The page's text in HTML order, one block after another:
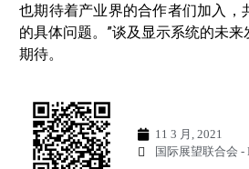
也期待着产业界的合作者们加入，
的具体问题。”谈及显示系统的未
期待。
11 3 月, 2021
国际展望联合会 -